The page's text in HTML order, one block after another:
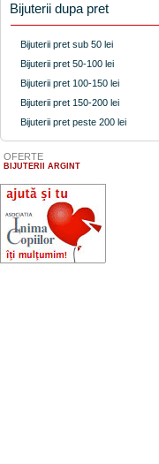
Bijuterii dupa pret
Bijuterii pret sub 50 lei
Bijuterii pret 50-100 lei
Bijuterii pret 100-150 lei
Bijuterii pret 150-200 lei
Bijuterii pret peste 200 lei
OFERTE
BIJUTERII ARGINT